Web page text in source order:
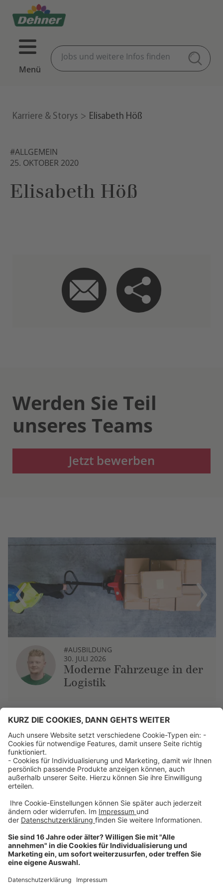
Menü
Karriere & Storys Elisabeth Höß
#ALLGEMEIN
25. OKTOBER 2020
Elisabeth Höß
Werden Sie Teil
unseres Teams
Jetzt bewerben
Previous
#AUSBILDUNG
30. JULI 2026
Moderne Fahrzeuge in der
Logistik
Next
Über uns
Dehner Unternehmen
Jobs bei Dehner